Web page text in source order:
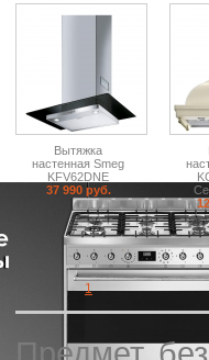
Вытяжка
настенная Smeg
KFV62DNE
37 990 руб.
1